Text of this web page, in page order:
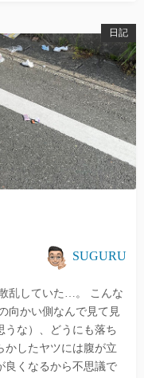
日記
SUGURU
乱していた…。 こんな
向かい側なんで見て見
うな）、どうにも落ち
かしたヤツには腹が立
良くなるから不思議で